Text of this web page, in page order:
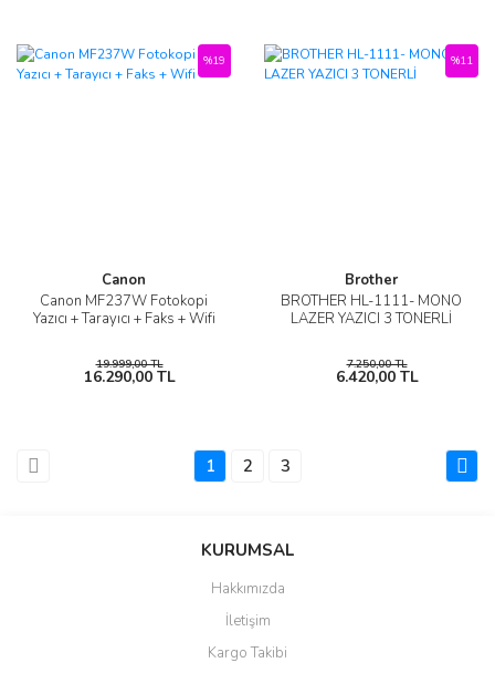
Canon
Canon MF237W Fotokopi
Yazıcı + Tarayıcı + Faks + Wifi
%19
19.999,00 TL
16.290,00 TL
Brother
BROTHER HL-1111- MONO
LAZER YAZICI 3 TONERLİ
%11
7.250,00 TL
6.420,00 TL
1 2 3
KURUMSAL
Hakkımızda
İletişim
Kargo Takibi